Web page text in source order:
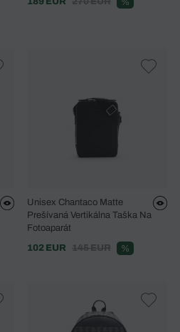
%
Unisex Chantaco Matte
Prešívaná Vertikálna Taška Na
Fotoaparát
102 EUR
145 EUR %